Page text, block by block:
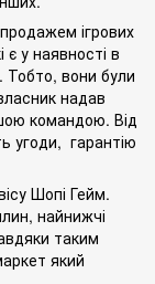
ігрових
є у наявності в
вони були
надав
командою. Від
угоди, гарантію
Шопі Гейм.
найнижчі
таким
який